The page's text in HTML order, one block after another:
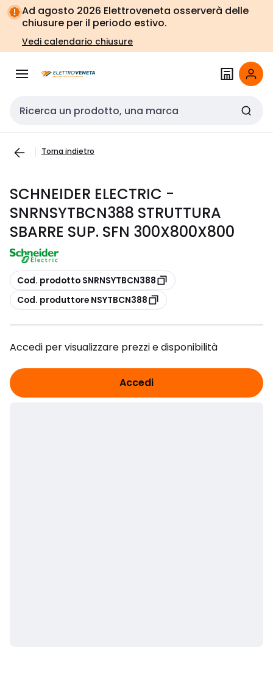
Vai alla
navigazione
Vai
alla
pagina
Ad agosto 2026 Elettroveneta osserverà delle
chiusure per il periodo estivo.
Vedi calendario chiusure
Cerca input
Torna indietro
SCHNEIDER ELECTRIC -
SNRNSYTBCN388 STRUTTURA
SBARRE SUP. SFN 300X800X800
copia
Cod. prodotto SNRNSYTBCN388
copia
Cod. produttore NSYTBCN388
Accedi per visualizzare prezzi e disponibilità
Accedi